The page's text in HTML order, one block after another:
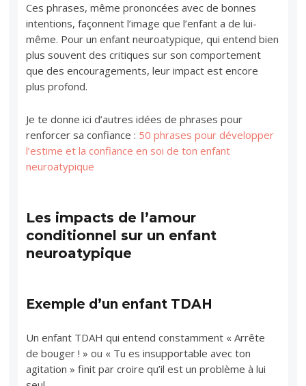
Ces phrases, même prononcées avec de bonnes
intentions, façonnent l’image que l’enfant a de lui-
même. Pour un enfant neuroatypique, qui entend bien
plus souvent des critiques sur son comportement
que des encouragements, leur impact est encore
plus profond.
Je te donne ici d’autres idées de phrases pour
renforcer sa confiance : 50 phrases pour développer
l’estime et la confiance en soi de ton enfant
neuroatypique
Les impacts de l’amour
conditionnel sur un enfant
neuroatypique
Exemple d’un enfant TDAH
Un enfant TDAH qui entend constamment « Arrête
de bouger ! » ou « Tu es insupportable avec ton
agitation » finit par croire qu’il est un problème à lui